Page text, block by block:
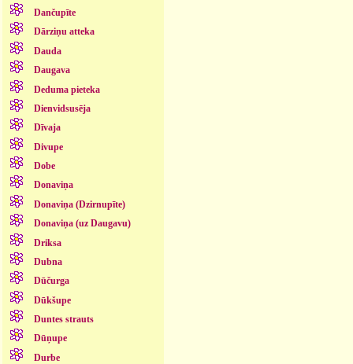
Dančupīte
Dārziņu atteka
Dauda
Daugava
Deduma pieteka
Dienvidsusēja
Dīvaja
Divupe
Dobe
Donaviņa
Donaviņa (Dzirnupīte)
Donaviņa (uz Daugavu)
Driksa
Dubna
Dūčurga
Dūkšupe
Duntes strauts
Dūņupe
Durbe